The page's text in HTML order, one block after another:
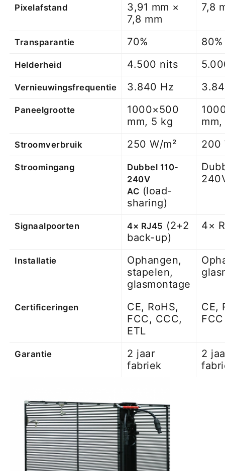
Pixelafstand
3,91 mm ×
7,8 mm
7,8
Transparantie 70% 80%
Helderheid 4.500 nits
Vernieuwingsfrequentie 3.840 Hz
Paneelgrootte
1000×500
mm, 5 kg
Stroomverbruik 250 W/m² 200
Stroomingang
Dubbel 110-
240V
AC (load-
sharing)
Signaalpoorten 4× RJ45 (2+2
back-up)
4×
Installatie
Ophangen,
stapelen,
glasmontage
Certificeringen
CE, RoHS,
FCC, CCC,
ETL
CE,
FCC
Garantie
2 jaar
fabriek
2